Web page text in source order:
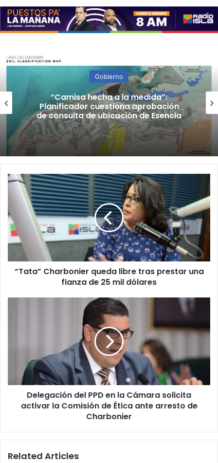
Gobierno
“Camisa hecha a la medida”:
Planificador cuestiona aprobación
de consulta de ubicación de Esencia
“Tata”
Charbonier
queda
libre
tras
prestar
una
fianza
de
25“Tata” Charbonier queda libre tras prestar una
fianza de 25 mil dólares
solicita
activar
la
Comisión
arresto
Charbonier
Delegación del PPD en la Cámara solicita
activar la Comisión de Ética ante arresto de
Charbonier
Related Articles